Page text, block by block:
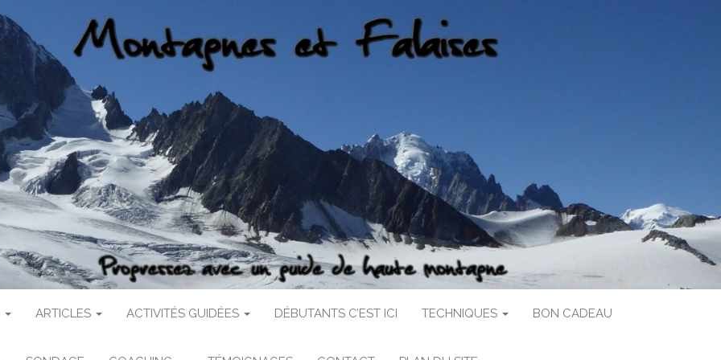
ET FALAISES
montagne
ARTICLES ACTIVITÉS GUIDÉES DÉBUTANTS C’EST ICI TECHNIQUES BON CADEAU